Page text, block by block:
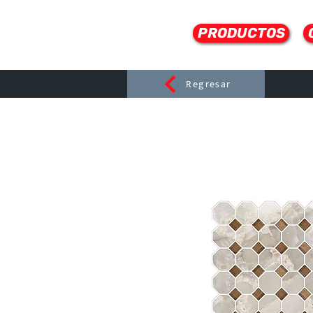
CERAMIC
PRODUCTOS
Regresar